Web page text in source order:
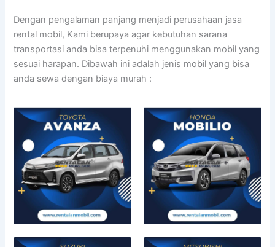
Dengan pengalaman panjang menjadi perusahaan jasa
rental mobil, Kami berupaya agar kebutuhan sarana
transportasi anda bisa terpenuhi menggunakan mobil yang
sesuai harapan. Dibawah ini adalah jenis mobil yang bisa
anda sewa dengan biaya murah :